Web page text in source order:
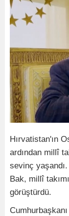
Hırvatistan'ın
ardından millî
sevinç
Bak, millî
görüştürdü.